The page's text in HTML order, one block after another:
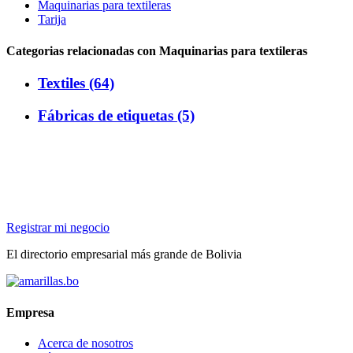
Maquinarias para textileras
Tarija
Categorias relacionadas con Maquinarias para textileras
Textiles (64)
Fábricas de etiquetas (5)
Registrar mi negocio
El directorio empresarial más grande de Bolivia
Empresa
Acerca de nosotros